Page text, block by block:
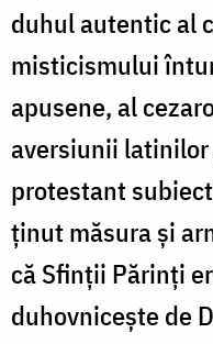
duhul autentic al
misticismului
apusene, al
aversiunii
protestant
ținut măsura și
că Sfinții Părinți
duhovnicește de